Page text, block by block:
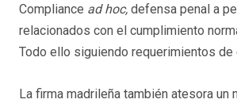
Compliance ad hoc, defensa penal a
relacionados con el cumplimiento
Todo ello siguiendo requerimientos de
La firma madrileña también atesora